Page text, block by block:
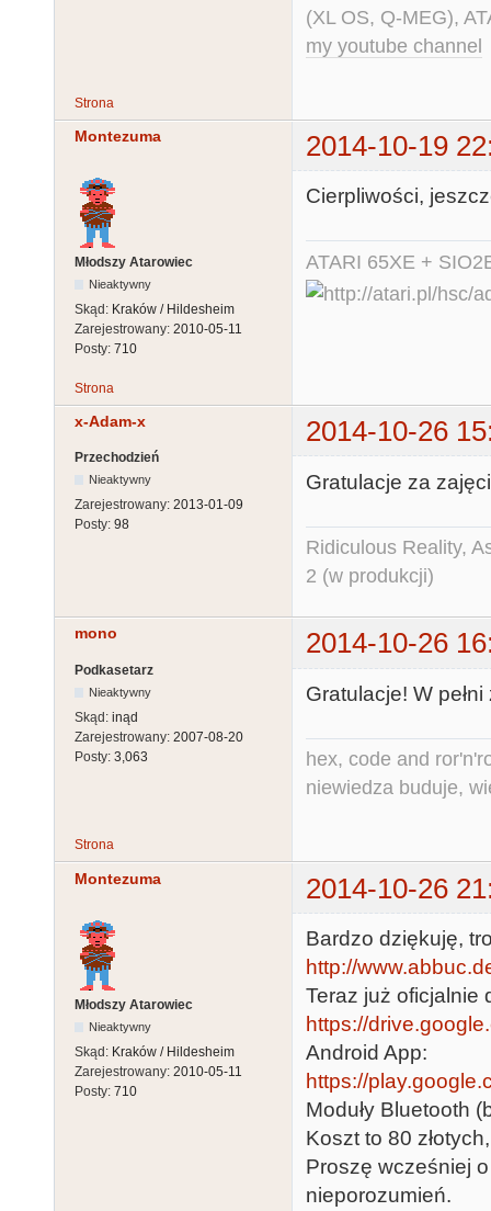
(XL OS, Q-MEG),
my youtube channel
Strona
Montezuma 2014-10-19
Młodszy Atarowiec
Nieaktywny
Skąd: Kraków / Hildesheim
Zarejestrowany: 2010-05-11
Posty: 710
Cierpliwości,
ATARI 65XE +
Strona
x-Adam-x 2014-10-26
Przechodzień
Nieaktywny
Zarejestrowany: 2013-01-09
Posty: 98
Gratulacje za
Ridiculous Reality,
2 (w produkcji)
mono 2014-10-26
Podkasetarz
Nieaktywny
Skąd: inąd
Zarejestrowany: 2007-08-20
Posty: 3,063
Gratulacje! W
hex, code and
niewiedza buduje,
Strona
Montezuma 2014-10-26
Młodszy Atarowiec
Nieaktywny
Skąd: Kraków / Hildesheim
Zarejestrowany: 2010-05-11
Posty: 710
Bardzo dziękuję,
http://
Teraz już oficjalnie
https://
Android App:
https://
Moduły Bluetooth
Koszt to 80
Proszę wcześniej
nieporozumień.